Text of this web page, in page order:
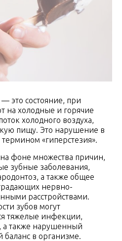
— это состояние, при
на холодные и горячие
холодного воздуха,
пищу. Это нарушение в
«гиперстезия».
фоне множества причин,
зубные заболевания,
а также общее
нервно-
расстройствами.
зубов могут
тяжелые инфекции,
а также нарушенный
в организме.